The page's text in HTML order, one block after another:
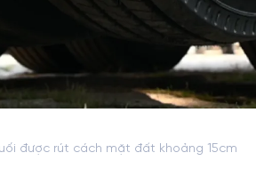
được rút cách mặt đất khoảng 15cm